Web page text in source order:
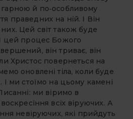
й по‑особливому
праведних на ній. І Він
Цей світ також буде
цей процес Божого
він триває, він
Христос повернеться на
оновлені тіла, коли буде
І ми стоїмо на цьому камені
ми віримо в
всіх віруючих. А
невіруючих, які прийдуть